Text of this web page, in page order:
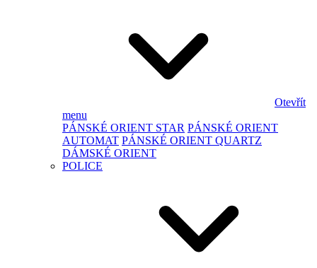
Otevřít
menu
PÁNSKÉ ORIENT STAR PÁNSKÉ ORIENT
AUTOMAT PÁNSKÉ ORIENT QUARTZ
DÁMSKÉ ORIENT
POLICE